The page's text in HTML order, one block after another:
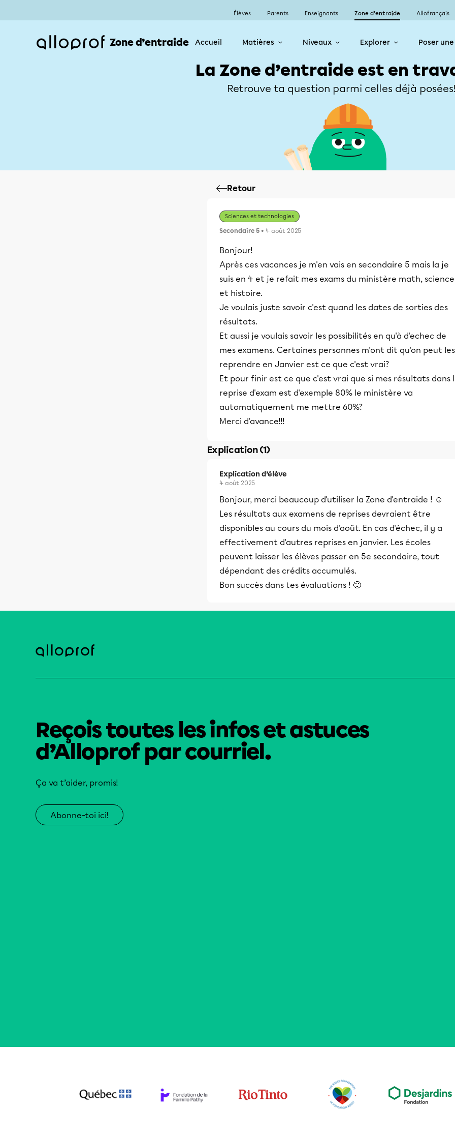
Élèves Parents Enseignants Zone d’entraide Allofrançais
Zone d’entraide Accueil Matières Niveaux Explorer Poser
La Zone d’entraide est en
Retrouve ta question parmi celles déjà
Retour
Sciences et technologies
Secondaire 5 • 4 août 2025
Bonjour!
Après ces vacances je m'en vais en secondaire 5 mais la je
suis en 4 et je refait mes exams du ministère math, science
et histoire.
Je voulais juste savoir c'est quand les dates de sorties des
résultats.
Et aussi je voulais savoir les possibilités en qu'à d'echec de
mes examens. Certaines personnes m'ont dit qu'on peut les
reprendre en Janvier est ce que c'est vrai?
Et pour finir est ce que c'est vrai que si mes résultats dans
reprise d'exam est d'exemple 80% le ministère va
automatiquement me mettre 60%?
Merci d'avance!!!
Explication (1)
Explication d’élève
4 août 2025
Bonjour, merci beaucoup d'utiliser la Zone d'entraide ! ☺️
Les résultats aux examens de reprises devraient être
disponibles au cours du mois d'août. En cas d'échec, il y a
effectivement d'autres reprises en janvier. Les écoles
peuvent laisser les élèves passer en 5e secondaire, tout
dépendant des crédits accumulés.
Bon succès dans tes évaluations ! 🙂
Reçois toutes les infos et astuces
d’Alloprof par courriel.
Ça va t’aider, promis!
Abonne-toi ici!